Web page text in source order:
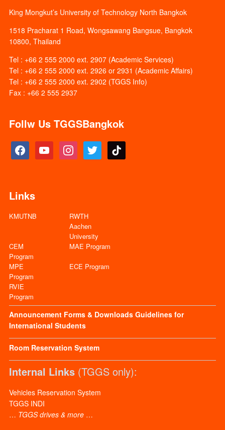
King Mongkut’s University of Technology North Bangkok
1518 Pracharat 1 Road, Wongsawang Bangsue, Bangkok
10800, Thailand
Tel : +66 2 555 2000 ext. 2907 (Academic Services)
Tel : +66 2 555 2000 ext. 2926 or 2931 (Academic Affairs)
Tel : +66 2 555 2000 ext. 2902 (TGGS Info)
Fax : +66 2 555 2937
Follw Us TGGSBangkok
facebook youtube instagram twitter tiktok
Links
KMUTNB
RWTH
Aachen
University
CEM
Program
MAE Program
MPE
Program
ECE Program
RVIE
Program
Announcement Forms & Downloads Guidelines for
International Students
Room Reservation System
Internal Links(TGGS only):
Vehicles Reservation System
TGGS INDI
… TGGS drives & more…